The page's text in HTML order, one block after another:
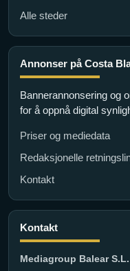
Alle steder
Annonser på Costa
Bannerannonsering og
for å oppnå digital
Priser og mediedata
Redaksjonelle
Kontakt
Kontakt
Mediagroup Balear S.L.